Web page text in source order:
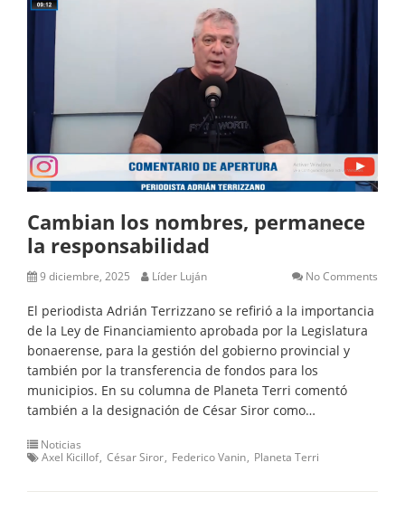
Cambian los nombres, permanece
la responsabilidad
9 diciembre, 2025 Líder Luján No Comments
El periodista Adrián Terrizzano se refirió a la importancia
de la Ley de Financiamiento aprobada por la Legislatura
bonaerense, para la gestión del gobierno provincial y
también por la transferencia de fondos para los
municipios. En su columna de Planeta Terri comentó
también a la designación de César Siror como…
Noticias
Axel Kicillof César Siror Federico Vanin Planeta Terri